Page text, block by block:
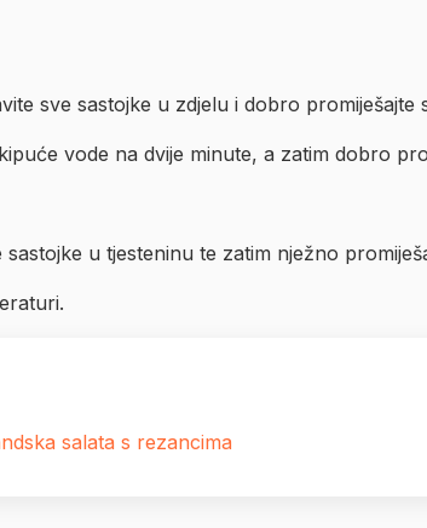
sve sastojke u zdjelu i dobro promiješajte
vode na dvije minute, a zatim dobro
u tjesteninu te zatim nježno
salata s rezancima